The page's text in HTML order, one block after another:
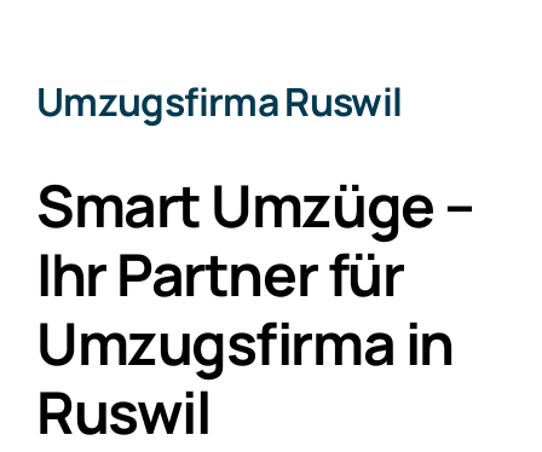
Umzugsfirma Ruswil
Smart Umzüge –
Ihr Partner für
Umzugsfirma in
Ruswil